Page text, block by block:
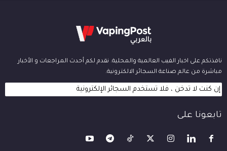
نافذتكم على اخبار الفيب العالمية والمحلية. نقدم لكم أحدث المراجعات و الأخبار
مباشرة من عالم صناعة السجائر الالكترونية.
إن كنت لا تدخن ، فلا تستخدم السجائر الإلكترونية
تابعونا على